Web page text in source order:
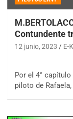
Contundente
12 junio, 2023 E-
Por el 4°
piloto de